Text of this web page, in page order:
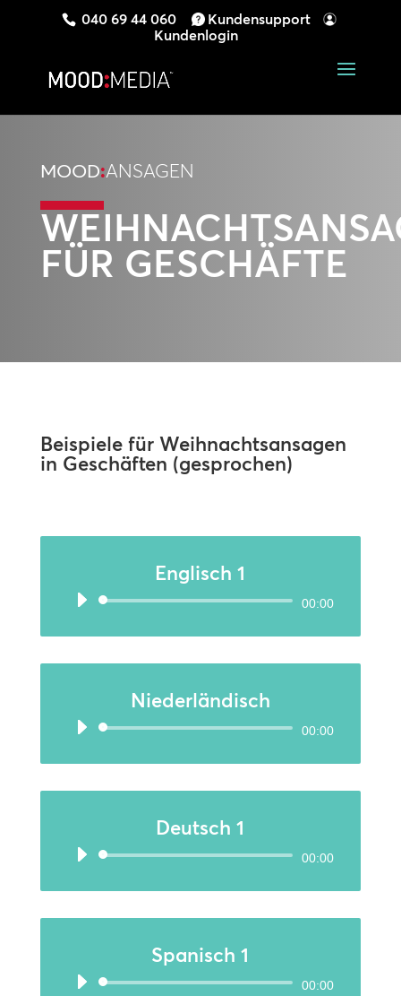
040 69 44 060
Kundensupport
Kundenlogin
MOOD:ANSAGEN
FÜR GESCHÄFTE
Beispiele für Weihnachtsansagen
in Geschäften (gesprochen)
Englisch 1
Audio-
00:00
Niederländisch
Audio-
00:00
Deutsch 1
Audio-
00:00
Spanisch 1
Audio-
00:00